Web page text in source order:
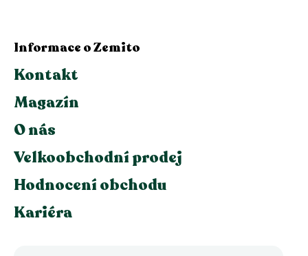
Informace o Zemito
Kontakt
Magazín
O nás
Velkoobchodní prodej
Hodnocení obchodu
Kariéra